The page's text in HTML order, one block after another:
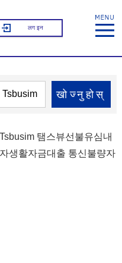
लग इन
खोज्नुहोस्
탬스뷰선불유심내
생활자금대출 통신불량자